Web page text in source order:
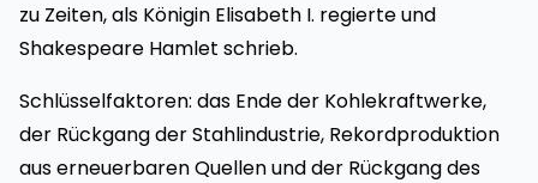
zu Zeiten, als Königin Elisabeth I. regierte und
Shakespeare Hamlet schrieb.
Schlüssel­faktoren: das Ende der Kohlekraftwerke,
der Rückgang der Stahlindustrie, Rekordproduktion
aus erneuerbaren Quellen und der Rückgang des